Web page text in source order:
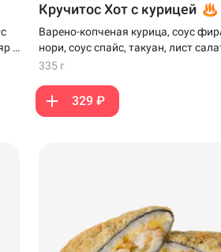
и
Кручитос Хот с курицей
Варено-копченая курица, соус
нори, соус спайс, такуан, лист
моцарелла, кляр и панко
335 г
329 ₽